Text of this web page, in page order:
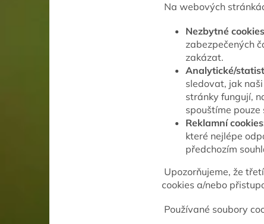
Na webových
Nezbytné cookies
zabezpečených
zakázat.
Analytické/
sledovat, jak
stránky fungují,
spouštíme pouze
Reklamní
které nejlépe
předchozím
Upozorňujeme, že
cookies a/nebo
Používané soubory